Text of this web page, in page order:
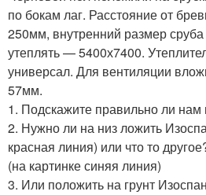
по бокам лаг. Расстояние от
250мм, внутренний размер
утеплять — 5400х7400.
универсал. Для вентиляции
57мм.
1. Подскажите правильно ли нам
2. Нужно ли на низ ложить
красная линия) или что то
(на картинке синяя линия)
3. Или положить на грунт